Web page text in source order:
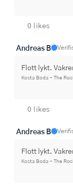
0 likes
Andreas B
Flott lykt.
Kosta Boda - The
0 likes
Andreas B
Flott lykt.
Kosta Boda - The